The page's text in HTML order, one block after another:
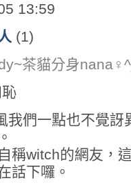
13:59
(1)
茶貓分身
我們一點也不覺
稱witch的網友，
話下囉。